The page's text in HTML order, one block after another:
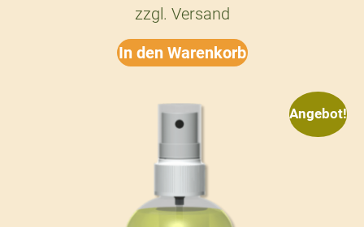
zzgl. Versand
In den Warenkorb
Angebot!